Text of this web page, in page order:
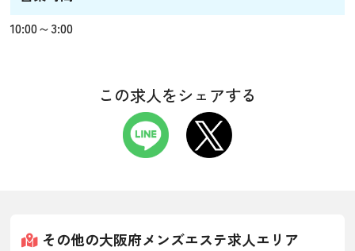
10:00～3:00
この求人をシェアする
その他の大阪府メンズエステ求人エリア